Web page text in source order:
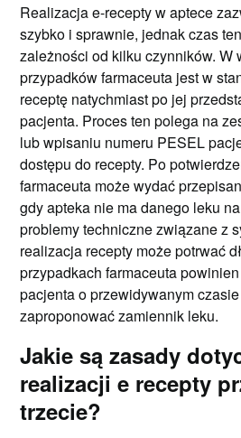
Realizacja e-recepty w aptece
szybko i sprawnie, jednak czas
zależności od kilku czynników. W
przypadków farmaceuta jest w
receptę natychmiast po jej
pacjenta. Proces ten polega na
lub wpisaniu numeru PESEL
dostępu do recepty. Po
farmaceuta może wydać
gdy apteka nie ma danego leku
problemy techniczne związane z
realizacja recepty może potrwać
przypadkach farmaceuta
pacjenta o przewidywanym
zaproponować zamiennik leku.
Jakie są zasady
realizacji e recepty
trzecie?